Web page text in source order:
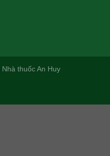
Nhà thuốc An Huy